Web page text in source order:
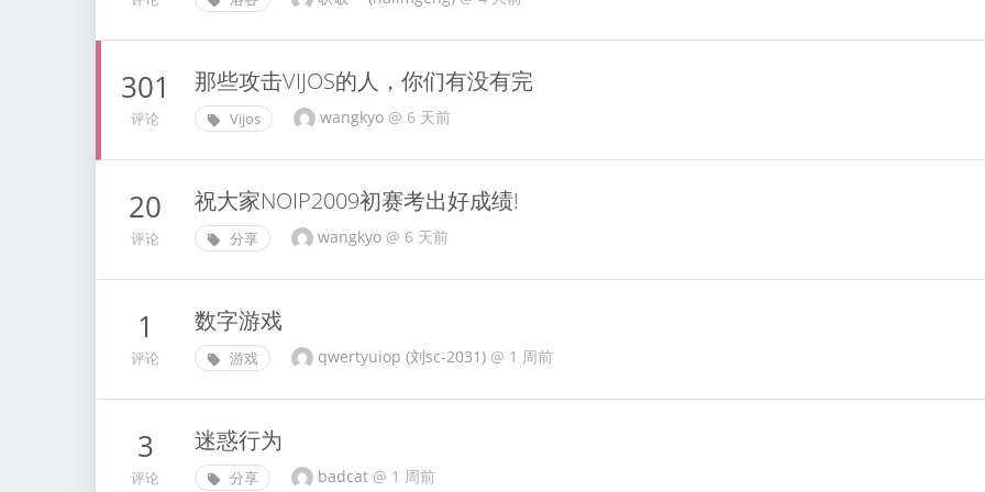
301
评论
那些攻击VIJOS的人，你们有没有完
Vijos wangkyo @ 6 天前
20
评论
祝大家NOIP2009初赛考出好成绩!
分享 wangkyo @ 6 天前
1
评论
数字游戏
游戏 qwertyuiop (刘sc-2031) @ 1 周前
3
评论
迷惑行为
分享 badcat @ 1 周前